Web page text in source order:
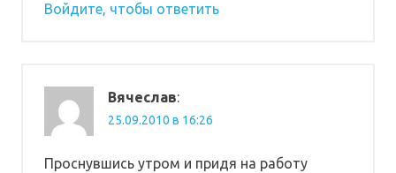
Войдите, чтобы ответить
Вячеслав:
25.09.2010 в 16:26
Проснувшись утром и придя на работу